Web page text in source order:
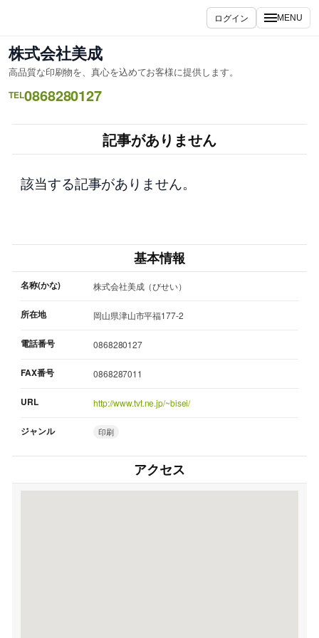
を
ス
キ
ッ
ログイン MENU
株式会社美成
高品質な印刷物を、真心を込めてお客様に提供します。
TEL0868280127
記事がありません
該当する記事がありません。
基本情報
名称(かな) 株式会社美成（びせい）
所在地 岡山県津山市平福177-2
電話番号 0868280127
FAX番号 0868287011
URL http://www.tvt.ne.jp/~bisei/
ジャンル 印刷
アクセス